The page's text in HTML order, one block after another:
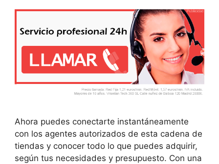
Ahora puedes conectarte instantáneamente
con los agentes autorizados de esta cadena de
tiendas y conocer todo lo que puedes adquirir,
según tus necesidades y presupuesto. Con una